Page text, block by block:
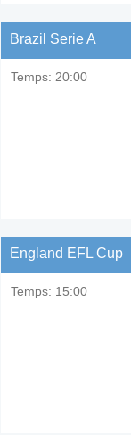
Brazil Serie A
Temps: 20:00
England EFL Cup
Temps: 15:00